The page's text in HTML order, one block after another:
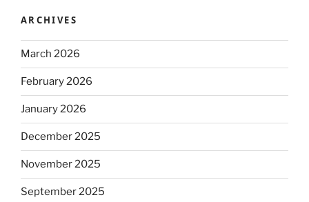
ARCHIVES
March 2026
February 2026
January 2026
December 2025
November 2025
September 2025